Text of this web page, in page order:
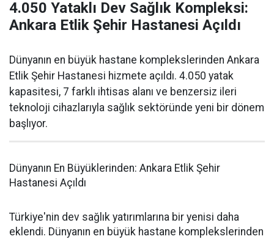
4.050 Yataklı Dev Sağlık Kompleksi:
Ankara Etlik Şehir Hastanesi Açıldı
Dünyanın en büyük hastane komplekslerinden Ankara
Etlik Şehir Hastanesi hizmete açıldı. 4.050 yatak
kapasitesi, 7 farklı ihtisas alanı ve benzersiz ileri
teknoloji cihazlarıyla sağlık sektöründe yeni bir dönem
başlıyor.
Dünyanın En Büyüklerinden: Ankara Etlik Şehir
Hastanesi Açıldı
Türkiye'nin dev sağlık yatırımlarına bir yenisi daha
eklendi. Dünyanın en büyük hastane komplekslerinden